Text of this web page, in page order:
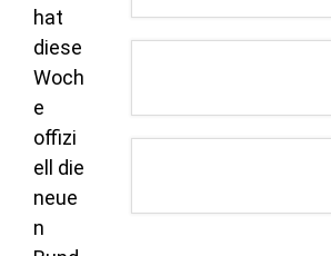
hat
diese
Woch
e
offizi
ell die
neue
n